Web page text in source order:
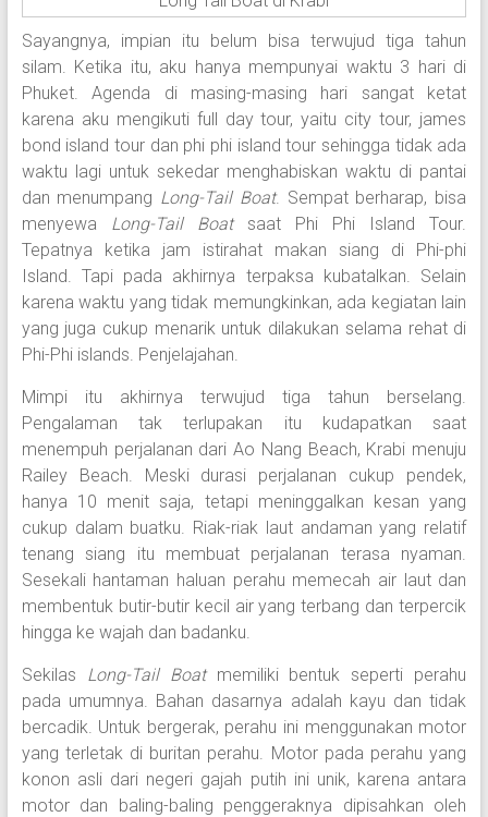
Sayangnya, impian itu belum bisa terwujud tiga tahun
silam. Ketika itu, aku hanya mempunyai waktu 3 hari di
Phuket. Agenda di masing-masing hari sangat ketat
karena aku mengikuti full day tour, yaitu city tour, james
bond island tour dan phi phi island tour sehingga tidak ada
waktu lagi untuk sekedar menghabiskan waktu di pantai
dan menumpang Long-Tail Boat. Sempat berharap, bisa
menyewa Long-Tail Boatsaat Phi Phi Island Tour.
Tepatnya ketika jam istirahat makan siang di Phi-phi
Island. Tapi pada akhirnya terpaksa kubatalkan. Selain
karena waktu yang tidak memungkinkan, ada kegiatan lain
yang juga cukup menarik untuk dilakukan selama rehat di
Phi-Phi islands. Penjelajahan.
Mimpi itu akhirnya terwujud tiga tahun berselang.
Pengalaman tak terlupakan itu kudapatkan saat
menempuh perjalanan dari Ao Nang Beach, Krabi menuju
Railey Beach. Meski durasi perjalanan cukup pendek,
hanya 10 menit saja, tetapi meninggalkan kesan yang
cukup dalam buatku. Riak-riak laut andaman yang relatif
tenang siang itu membuat perjalanan terasa nyaman.
Sesekali hantaman haluan perahu memecah air laut dan
membentuk butir-butir kecil air yang terbang dan terpercik
hingga ke wajah dan badanku.
Sekilas Long-Tail Boatmemiliki bentuk seperti perahu
pada umumnya. Bahan dasarnya adalah kayu dan tidak
bercadik. Untuk bergerak, perahu ini menggunakan motor
yang terletak di buritan perahu. Motor pada perahu yang
konon asli dari negeri gajah putih ini unik, karena antara
motor dan baling-baling penggeraknya dipisahkan oleh